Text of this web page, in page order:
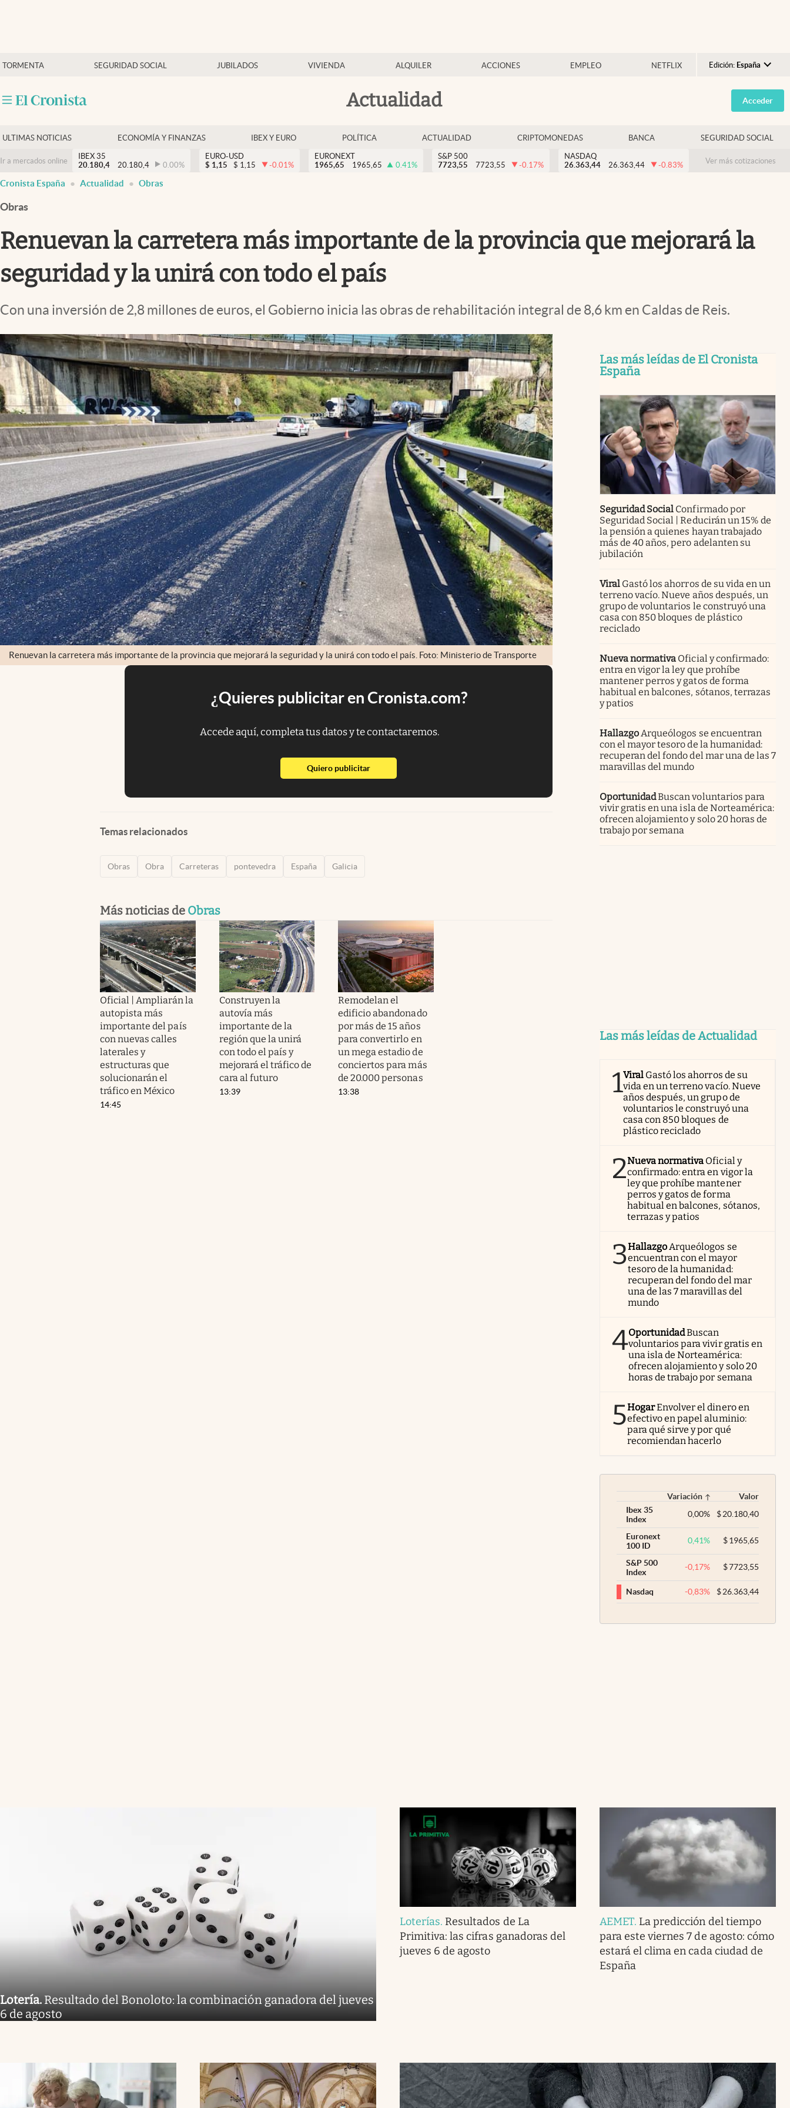
TORMENTA SEGURIDAD SOCIAL JUBILADOS VIVIENDA ALQUILER ACCIONES EMPLEO NETFLIX Edición: España
Argentina
España
USA
Colombia
Actualidad
Economía y finanzas
Criptomonedas
Acceder
ULTIMAS NOTICIAS ECONOMÍA Y FINANZAS IBEX Y EURO POLÍTICA ACTUALIDAD CRIPTOMONEDAS BANCA SEGURIDAD SOCIAL
Ir a mercados online
IBEX 35
20.180,4
20.180,4 0.00%
EURO-USD
$ 1,15 $ 1,15 -0.01%
EURONEXT
1965,65
1965,65 0.41%
S&P 500
7723,55
7723,55 -0.17%
NASDAQ
26.363,44
26.363,44 -0.83% Ver más cotizaciones
Cronista España Actualidad Obras
Obras
Renuevan la carretera más importante de la provincia que mejorará la
seguridad y la unirá con todo el país
Con una inversión de 2,8 millones de euros, el Gobierno inicia las obras de rehabilitación integral de 8,6 km en Caldas de Reis.
Renuevan la carretera más importante de la provincia que mejorará la seguridad y la unirá con todo el país. Foto: Ministerio de Transporte
¿Quieres publicitar en Cronista.com?
Accede aquí, completa tus datos y te contactaremos.
Quiero publicitarabre en nueva pestaña
Temas relacionados
Obras Obra Carreteras pontevedra España Galicia
Más noticias de Obras
Oficial | Ampliarán la
autopista más
importante del país
con nuevas calles
laterales y
estructuras que
solucionarán el
tráfico en México
14:45
Construyen la
autovía más
importante de la
región que la unirá
con todo el país y
mejorará el tráfico de
cara al futuro
13:39
Remodelan el
edificio abandonado
por más de 15 años
para convertirlo en
un mega estadio de
conciertos para más
de 20.000 personas
13:38
Las más leídas de El Cronista
España
Seguridad Social Confirmado por
Seguridad Social | Reducirán un 15% de
la pensión a quienes hayan trabajado
más de 40 años, pero adelanten su
jubilación
Viral Gastó los ahorros de su vida en un
terreno vacío. Nueve años después, un
grupo de voluntarios le construyó una
casa con 850 bloques de plástico
reciclado
Nueva normativa Oficial y confirmado:
entra en vigor la ley que prohíbe
mantener perros y gatos de forma
habitual en balcones, sótanos, terrazas
y patios
HallazgoArqueólogos se encuentran
con el mayor tesoro de la humanidad:
recuperan del fondo del mar una de las 7
maravillas del mundo
OportunidadBuscan voluntarios para
vivir gratis en una isla de Norteamérica:
ofrecen alojamiento y solo 20 horas de
trabajo por semana
Las más leídas de Actualidad
1Viral Gastó los ahorros de su
vida en un terreno vacío. Nueve
años después, un grupo de
voluntarios le construyó una
casa con 850 bloques de
plástico reciclado
2Nueva normativa Oficial y
confirmado: entra en vigor la
ley que prohíbe mantener
perros y gatos de forma
habitual en balcones, sótanos,
terrazas y patios
3HallazgoArqueólogos se
encuentran con el mayor
tesoro de la humanidad:
recuperan del fondo del mar
una de las 7 maravillas del
mundo
4OportunidadBuscan
voluntarios para vivir gratis en
una isla de Norteamérica:
ofrecen alojamiento y solo 20
horas de trabajo por semana
5HogarEnvolver el dinero en
efectivo en papel aluminio:
para qué sirve y por qué
recomiendan hacerlo
Variación
Valor
Ibex 35
Index
0,00% $20.180,40
Euronext
100 ID
0,41% $1965,65
S&P 500
Index
-0,17% $7723,55
Nasdaq -0,83% $26.363,44
Lotería. Resultado del Bonoloto: la combinación ganadora del jueves
6 de agosto
Loterías. Resultados de La
Primitiva: las cifras ganadoras del
jueves 6 de agosto
AEMET. La predicción del tiempo
para este viernes 7 de agosto: cómo
estará el clima en cada ciudad de
España